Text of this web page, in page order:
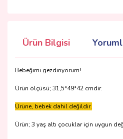
Ürün Bilgisi
Bebeğimi gezdiriyorum!
Ürün ölçüsü; 31,5*49*42 cmdir.
Ürüne, bebek dahil değildir.
Ürün; 3 yaş altı çocuklar için uygun